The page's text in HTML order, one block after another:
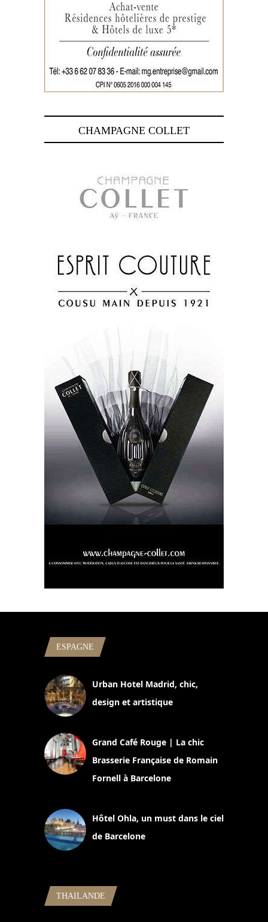
CHAMPAGNE COLLET
ESPAGNE
Urban Hotel Madrid, chic,
design et artistique
Grand Café Rouge | La chic
Brasserie Française de Romain
Fornell à Barcelone
Hôtel Ohla, un must dans le ciel
de Barcelone
THAILANDE